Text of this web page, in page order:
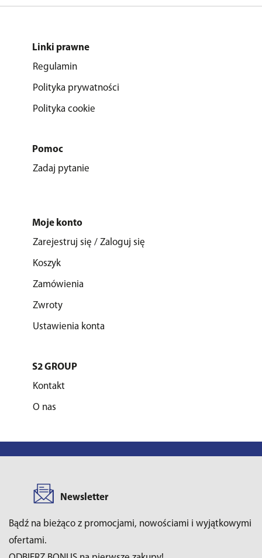
Linki prawne
Regulamin
Polityka prywatności
Polityka cookie
Pomoc
Zadaj pytanie
Moje konto
Zarejestruj się / Zaloguj się
Koszyk
Zamówienia
Zwroty
Ustawienia konta
S2 GROUP
Kontakt
O nas
Newsletter
Bądź na bieżąco z promocjami, nowościami i wyjątkowymi
ofertami.